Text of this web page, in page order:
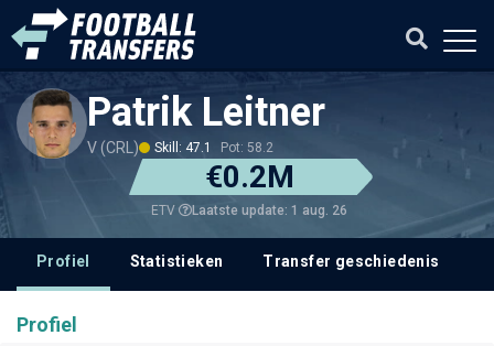
Patrik Leitner
V (CRL) Skill: 47.1 Pot: 58.2
€0.2M
ETV Laatste update: 1 aug. 26
Profiel Statistieken Transfer geschiedenis
Profiel